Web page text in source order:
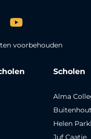
voorbehouden
Scholen
Alma
Helen
Juf Caatje